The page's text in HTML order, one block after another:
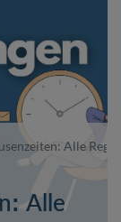
Alle
Alle